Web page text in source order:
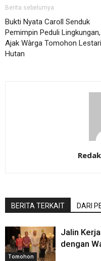
Berita sebelumya
Bukti Nyata Caroll Senduk
Pemimpin Peduli Lingkungan,
Ajak Wàrga Tomohon
Hutan
BERITA TERKAIT DARI
Tomohon
Jalin
dengan